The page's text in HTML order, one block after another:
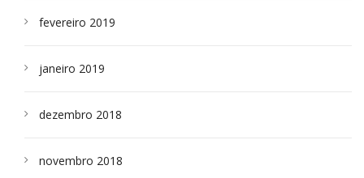
fevereiro 2019
janeiro 2019
dezembro 2018
novembro 2018